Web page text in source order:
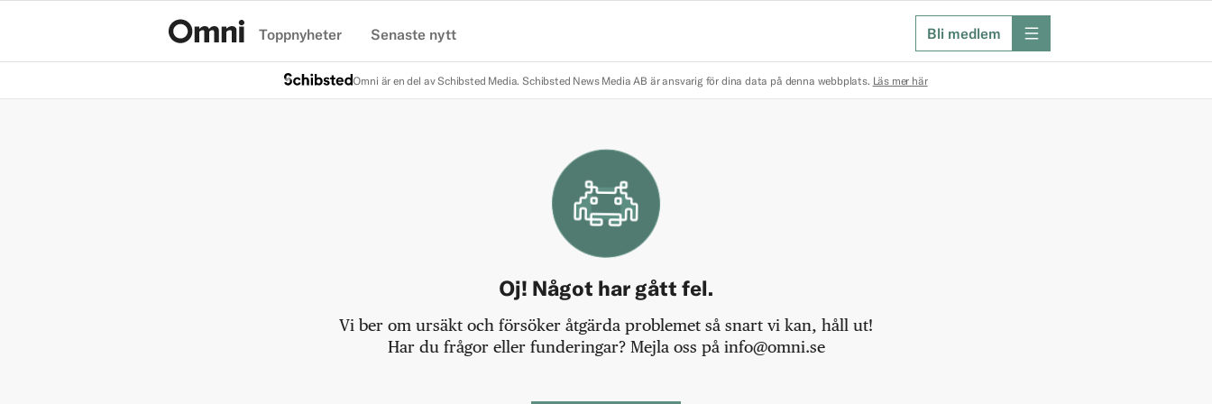
Toppnyheter Senaste nytt Bli medlem meny
Omni är en del av Schibsted Media. Schibsted News Media AB är ansvarig för dina data på denna webbplats. Läs mer här
Oj! Något har gått fel.
Vi ber om ursäkt och försöker åtgärda problemet så snart vi kan, håll ut!
Har du frågor eller funderingar? Mejla oss på info@omni.se